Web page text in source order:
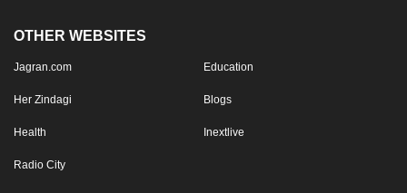
OTHER WEBSITES
Jagran.com Education
Her Zindagi Blogs
Health Inextlive
Radio City